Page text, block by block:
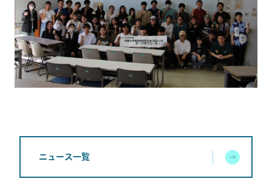
ニュース一覧